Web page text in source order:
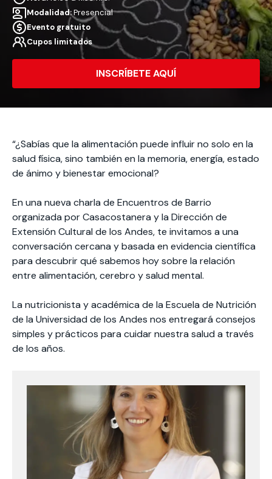
cursos
Especialidades y
estadías
interesar:
2025
vinculación con la
sociedad
Extensión Cultural
Te puede interesar:Filantropía y Donaciones
intercambio
Servicios y apoyos
Explora el campus
Modalidad:Presencial
Evento gratuito
Cupos limitados
INSCRÍBETE AQUÍ
“¿Sabías que la alimentación puede influir no solo en la
salud física, sino también en la memoria, energía, estado
de ánimo y bienestar emocional?
En una nueva charla de Encuentros de Barrio
organizada por Casacostanera y la Dirección de
Extensión Cultural de los Andes, te invitamos a una
conversación cercana y basada en evidencia científica
para descubrir qué sabemos hoy sobre la relación
entre alimentación, cerebro y salud mental.
La nutricionista y académica de la Escuela de Nutrición
de la Universidad de los Andes nos entregará consejos
simples y prácticos para cuidar nuestra salud a través
de los años.